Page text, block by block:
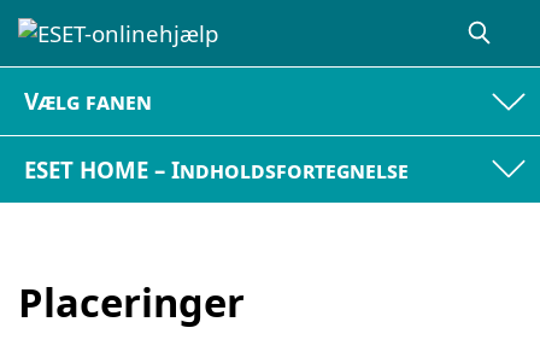
Vælg fanen
ESET HOME – Indholdsfortegnelse
Placeringer